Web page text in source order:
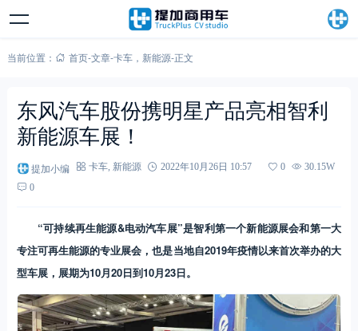
当前位置： 首页-文章-卡车， 新能源-正文
东风汽车股份携明星产品亮相智利
新能源车展！
提加小编 卡车, 新能源 2022年10月26日 10:57 0
30.15W
0
“可持续再生能源&电动汽车展”是智利第一个新能源展会和第一大
专注可再生能源的专业展会，也是当地自2019年疫情以来首次举办的大
型车展，展期为10月20日到10月23日。